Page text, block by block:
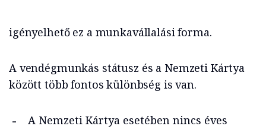
igényelhető ez a munkavállalási forma.
A vendégmunkás státusz és a Nemzeti Kártya
között több fontos különbség is van.
A Nemzeti Kártya esetében nincs éves